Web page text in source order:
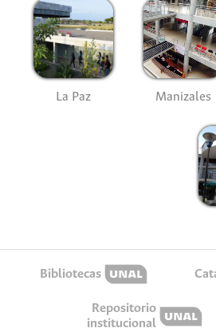
La Paz Manizales
Bibliotecas
Repositorio
institucional